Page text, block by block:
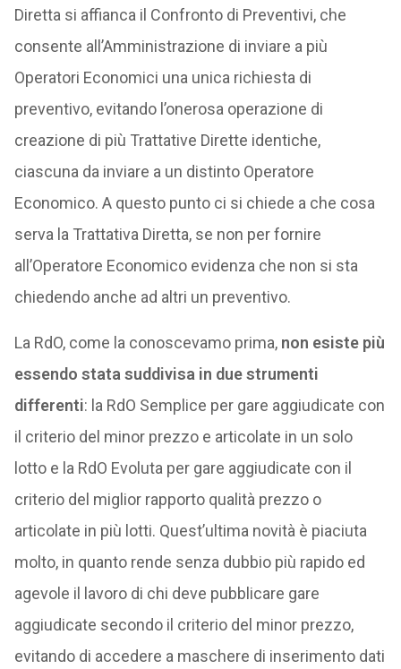
Diretta si affianca il Confronto di Preventivi, che
consente all’Amministrazione di inviare a più
Operatori Economici una unica richiesta di
preventivo, evitando l’onerosa operazione di
creazione di più Trattative Dirette identiche,
ciascuna da inviare a un distinto Operatore
Economico. A questo punto ci si chiede a che cosa
serva la Trattativa Diretta, se non per fornire
all’Operatore Economico evidenza che non si sta
chiedendo anche ad altri un preventivo.
La RdO, come la conoscevamo prima, non esiste più
essendo stata suddivisa in due strumenti
differenti: la RdO Semplice per gare aggiudicate con
il criterio del minor prezzo e articolate in un solo
lotto e la RdO Evoluta per gare aggiudicate con il
criterio del miglior rapporto qualità prezzo o
articolate in più lotti. Quest’ultima novità è piaciuta
molto, in quanto rende senza dubbio più rapido ed
agevole il lavoro di chi deve pubblicare gare
aggiudicate secondo il criterio del minor prezzo,
evitando di accedere a maschere di inserimento dati